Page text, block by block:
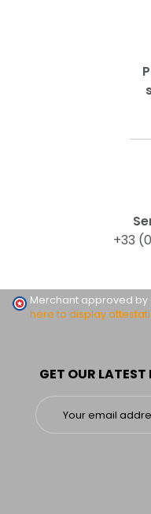
+33
GET OUR LATEST
Merchant approved by
here to display